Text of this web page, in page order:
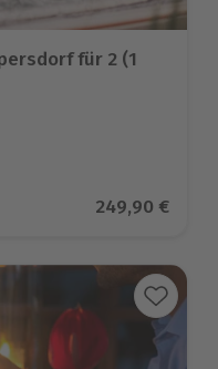
für 2 (1
Aktueller
249,90 €